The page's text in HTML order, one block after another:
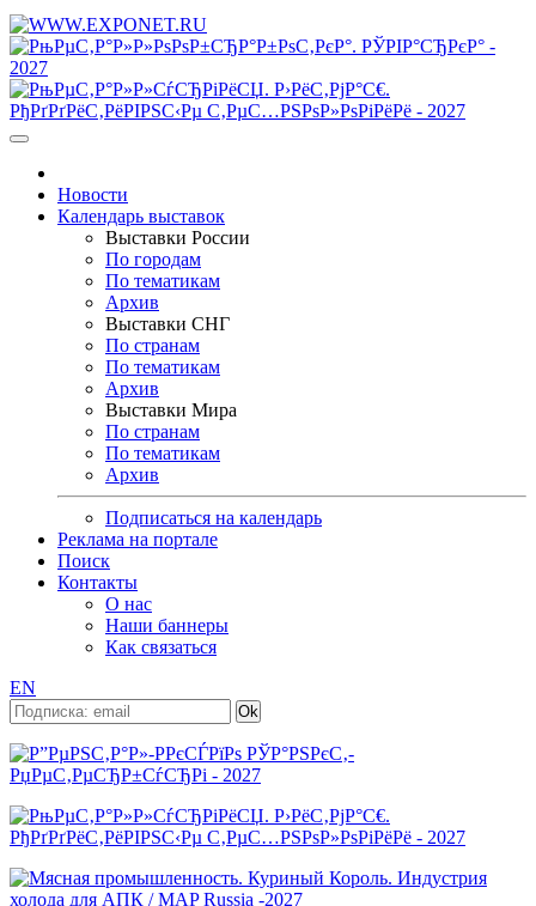
Новости
Календарь выставок
Выставки России
По городам
По тематикам
Архив
Выставки СНГ
По странам
По тематикам
Архив
Выставки Мира
По странам
По тематикам
Архив
Подписаться на календарь
Реклама на портале
Поиск
Контакты
О нас
Наши баннеры
Как связаться
EN